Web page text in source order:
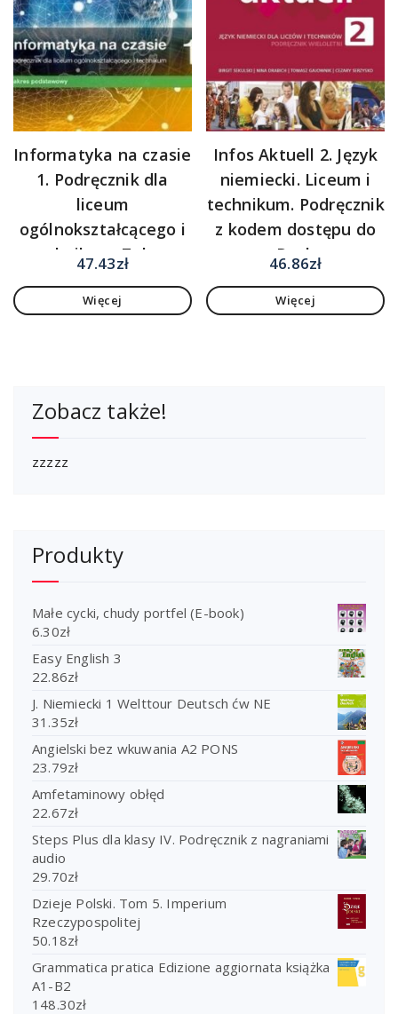
Informatyka na czasie
1. Podręcznik dla
liceum
ogólnokształcącego i
technikum. Zakres
ponadpodstawowe
47.43zł
Więcej
Infos Aktuell 2. Język
niemiecki. Liceum i
technikum. Podręcznik
z kodem dostępu do
eDesku
46.86zł
Więcej
Zobacz także!
zzzzz
Produkty
Małe cycki, chudy portfel (E-book)
6.30zł
Easy English 3
22.86zł
J. Niemiecki 1 Welttour Deutsch ćw NE
31.35zł
Angielski bez wkuwania A2 PONS
23.79zł
Amfetaminowy obłęd
22.67zł
Steps Plus dla klasy IV. Podręcznik z nagraniami
audio
29.70zł
Dzieje Polski. Tom 5. Imperium
Rzeczypospolitej
50.18zł
Grammatica pratica Edizione aggiornata książka
A1-B2
148.30zł